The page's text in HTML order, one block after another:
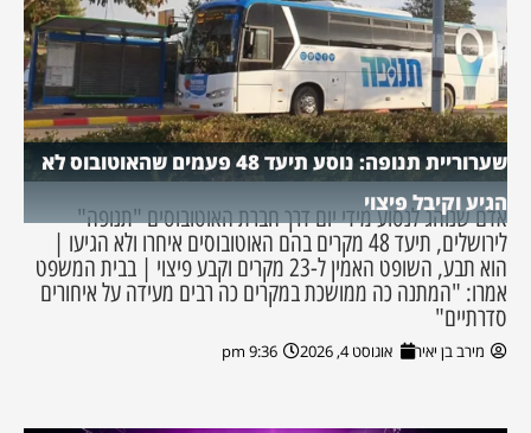
שערוריית תנופה: נוסע תיעד 48 פעמים שהאוטובוס לא
הגיע וקיבל פיצוי
אדם שנוהג לנסוע מידי יום דרך חברת האוטובוסים "תנופה"
לירושלים, תיעד 48 מקרים בהם האוטובוסים איחרו ולא הגיעו |
הוא תבע, השופט האמין ל-23 מקרים וקבע פיצוי | בבית המשפט
אמרו: "המתנה כה ממושכת במקרים כה רבים מעידה על איחורים
סדרתיים"
מירב בן יאיר אוגוסט 4, 2026 9:36 pm